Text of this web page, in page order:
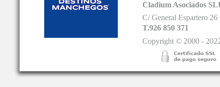
Cladium Asociados
C/ General Espartero
T.926 850 371
Copyright © 2000 -